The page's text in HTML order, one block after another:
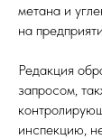
метана и
на
Редакция
запросом,
инспекцию,